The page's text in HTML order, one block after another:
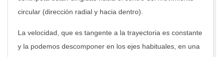
circular (dirección radial y hacia dentro).
La velocidad, que es tangente a la trayectoria es constante
y la podemos descomponer en los ejes habituales, en una